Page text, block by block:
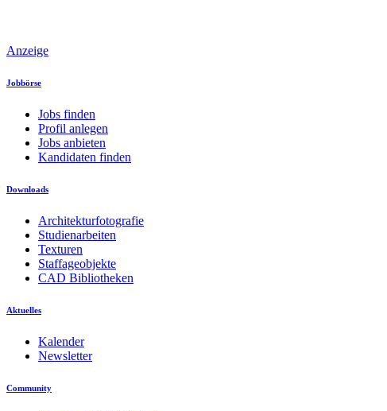
Anzeige
Jobbörse
Jobs finden
Profil anlegen
Jobs anbieten
Kandidaten finden
Downloads
Architekturfotografie
Studienarbeiten
Texturen
Staffageobjekte
CAD Bibliotheken
Aktuelles
Kalender
Newsletter
Community